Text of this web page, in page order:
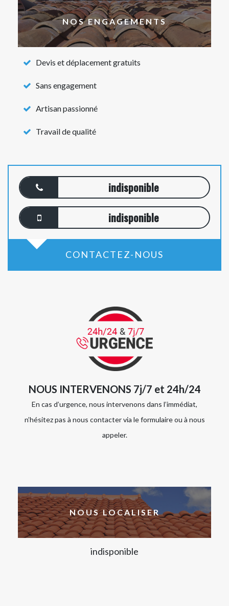
NOS ENGAGEMENTS
Devis et déplacement gratuits
Sans engagement
Artisan passionné
Travail de qualité
indisponible
indisponible
CONTACTEZ-NOUS
NOUS INTERVENONS 7j/7 et 24h/24
En cas d’urgence, nous intervenons dans l’immédiat,
n’hésitez pas à nous contacter via le formulaire ou à nous
appeler.
NOUS LOCALISER
indisponible